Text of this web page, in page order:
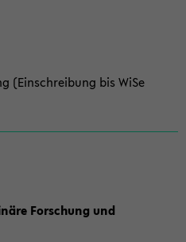
(Einschreibung bis WiSe
Forschung und